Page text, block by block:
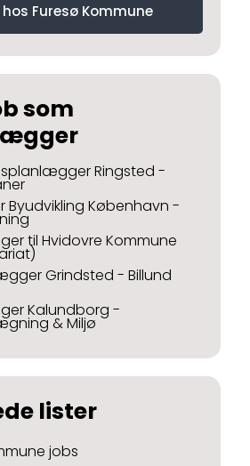
hos Furesø Kommune
som
Ringsted -
Byudvikling København -
til Hvidovre Kommune
Grindsted - Billund
Kalundborg -
& Miljø
lister
jobs